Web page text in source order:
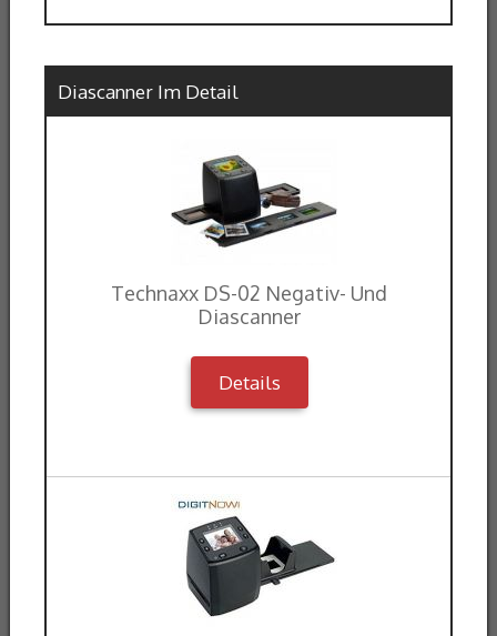
Diascanner Im Detail
Technaxx DS-02 Negativ- Und
Diascanner
Details